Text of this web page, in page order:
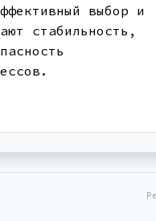
выбор и
стабильность,